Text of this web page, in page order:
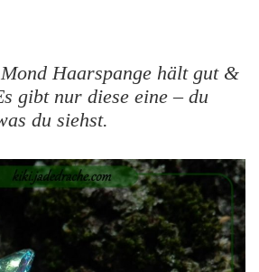
Haarspange hält gut &
gibt nur diese eine – du
du siehst.